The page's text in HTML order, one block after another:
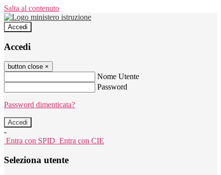
Salta al contenuto
Accedi
Accedi
button close ×
Nome Utente
Password
Password dimenticata?
-
Entra con SPID Entra con CIE
Seleziona utente